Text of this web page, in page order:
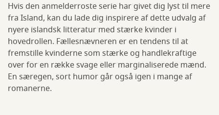
Hvis den anmelderroste serie har givet dig lyst til mere
fra Island, kan du lade dig inspirere af dette udvalg af
nyere islandsk litteratur med stærke kvinder i
hovedrollen. Fællesnævneren er en tendens til at
fremstille kvinderne som stærke og handlekraftige
over for en række svage eller marginaliserede mænd.
En særegen, sort humor går også igen i mange af
romanerne.